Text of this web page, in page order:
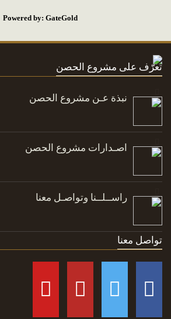
Powered by: GateGold
تعرّف على مشروع الحصن
نبذة عـن مشروع الحصن
اصـدارات مشروع الحصن
راســلــنا وتواصـل معنا
تواصل معنا